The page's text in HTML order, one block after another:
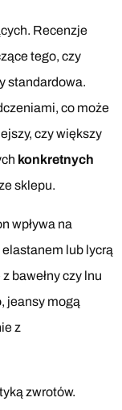
Recenzje
tego, czy
standardowa.
co może
czy większy
konkretnych
sklepu.
wpływa na
lub lycrą
bawełny czy lnu
jeansy mogą
z
zwrotów.